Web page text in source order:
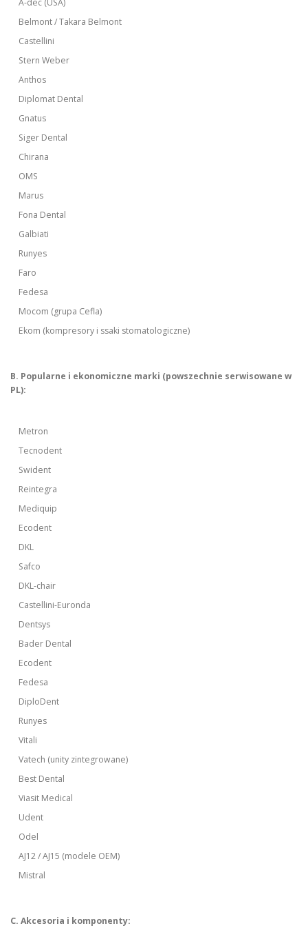
A-dec (USA)
Belmont / Takara Belmont
Castellini
Stern Weber
Anthos
Diplomat Dental
Gnatus
Siger Dental
Chirana
OMS
Marus
Fona Dental
Galbiati
Runyes
Faro
Fedesa
Mocom (grupa Cefla)
Ekom (kompresory i ssaki stomatologiczne)
B. Popularne i ekonomiczne marki (powszechnie serwisowane w
PL):
Metron
Tecnodent
Swident
Reintegra
Mediquip
Ecodent
DKL
Safco
DKL-chair
Castellini-Euronda
Dentsys
Bader Dental
Ecodent
Fedesa
DiploDent
Runyes
Vitali
Vatech (unity zintegrowane)
Best Dental
Viasit Medical
Udent
Odel
AJ12 / AJ15 (modele OEM)
Mistral
C. Akcesoria i komponenty: